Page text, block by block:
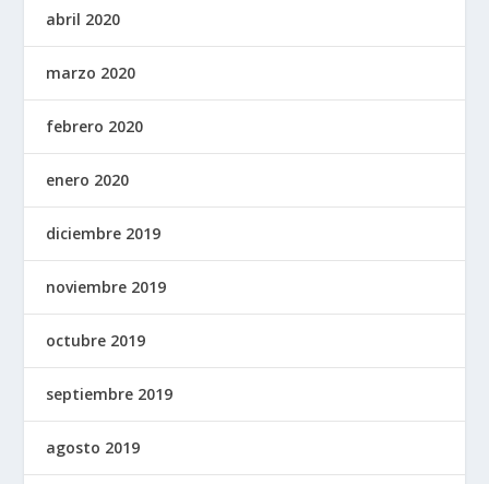
abril 2020
marzo 2020
febrero 2020
enero 2020
diciembre 2019
noviembre 2019
octubre 2019
septiembre 2019
agosto 2019